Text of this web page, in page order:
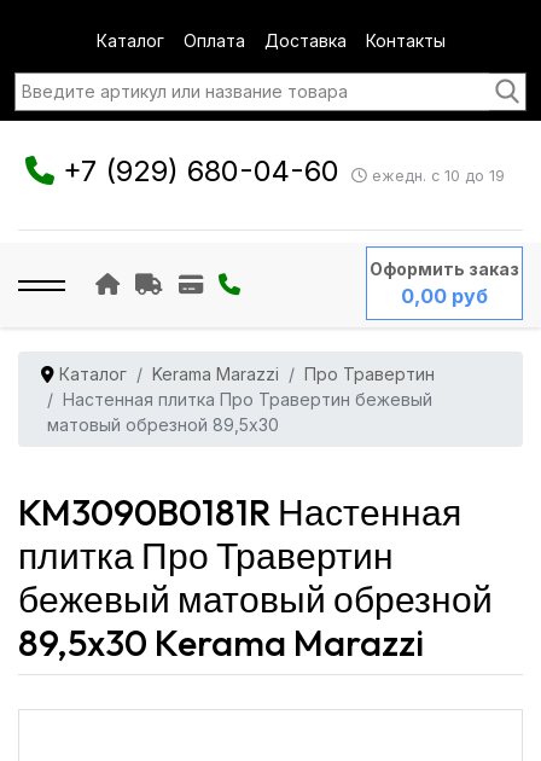
Каталог Оплата Доставка Контакты
+7 (929) 680-04-60 ежедн. с 10 до 19
Оформить заказ
0,00 руб
Каталог Kerama Marazzi
Про Травертин
Настенная плитка Про Травертин бежевый
матовый обрезной 89,5x30
KM3090B0181R Настенная
плитка Про Травертин
бежевый матовый обрезной
89,5x30 Kerama Marazzi